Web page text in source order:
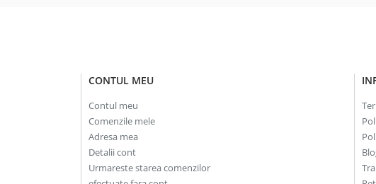
CONTUL MEU
Contul meu
Comenzile mele
Adresa mea
Detalii cont
Urmareste starea comenzilor